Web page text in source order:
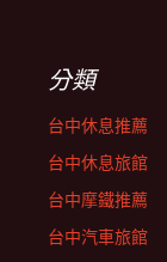
分類
台中休息推薦
台中休息旅館
台中摩鐵推薦
台中汽車旅館